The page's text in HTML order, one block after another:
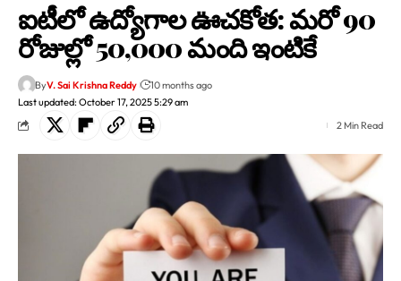
ఐటీలో ఉద్యోగాల ఊచకోత: మరో 90
రోజుల్లో 50,000 మంది ఇంటికే
Last updated: October 17, 2025 5:29 am
ByV. Sai Krishna Reddy 10 months ago
2 Min Read